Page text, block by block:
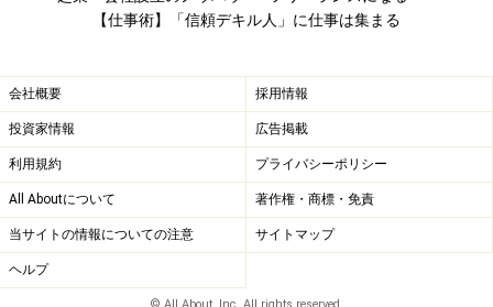
【仕事術】「信頼デキル人」に仕事は集まる
会社概要 採用情報
投資家情報 広告掲載
利用規約 プライバシーポリシー
All Aboutについて 著作権・商標・免責
当サイトの情報についての注意 サイトマップ
ヘルプ